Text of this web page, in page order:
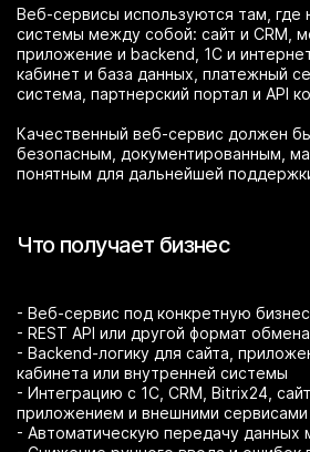
Веб-сервисы используются там, где
системы между собой: сайт и CRM,
приложение и backend, 1С и
кабинет и база данных, платежный
система, партнерский портал и API
Качественный веб-сервис должен
безопасным, документированным,
понятным для дальнейшей
Что получает бизнес
- Веб-сервис под конкретную
- REST API или другой формат
- Backend-логику для сайта,
кабинета или внутренней системы
- Интеграцию с 1С, CRM, Bitrix24,
приложением и внешними сервисами
- Автоматическую передачу данных